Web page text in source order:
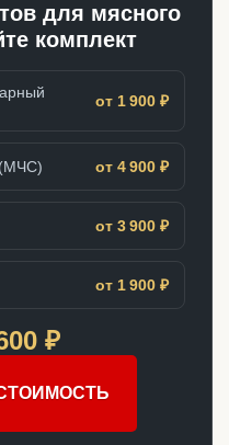
для мясного
комплект
от 1 900 ₽
(МЧС) от 4 900 ₽
от 3 900 ₽
от 1 900 ₽
₽